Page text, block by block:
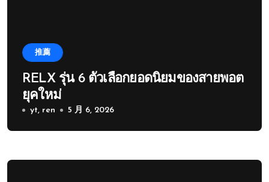
推薦
RELX รุ่น 6 ตัวเลือกยอดนิยมของสายพอต
ยุคใหม่
yt, ren 5 月 6, 2026